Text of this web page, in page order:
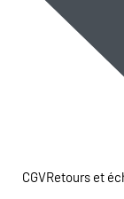
CGVRetours et